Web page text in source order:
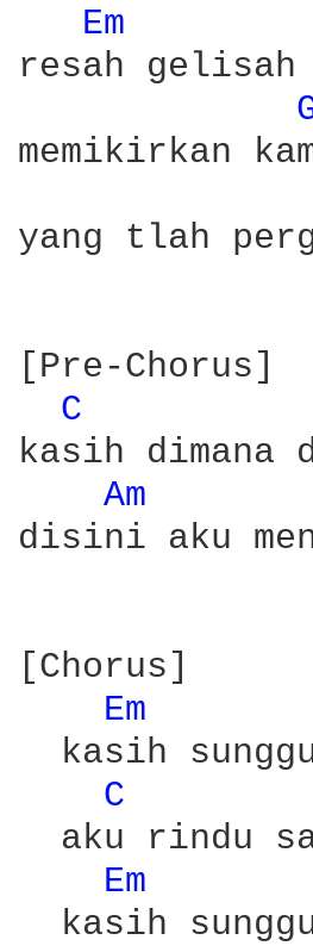
Em
resah
memikirkan
yang tlah
[Pre-Chorus]
C
kasih dimana
Am
disini aku
[Chorus]
Em
kasih
C
aku rindu
Em
kasih